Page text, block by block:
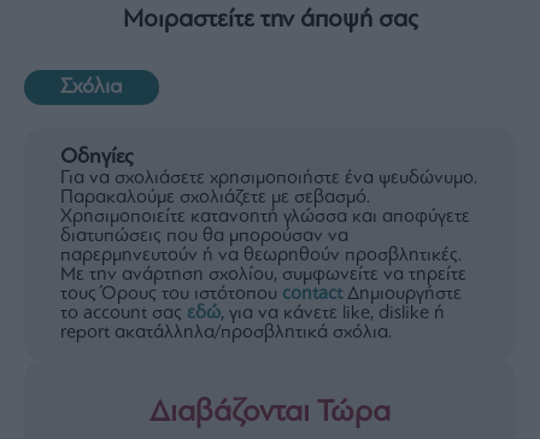
Μοιραστείτε την άποψή σας
Σχόλια
Οδηγίες
Για να σχολιάσετε χρησιμοποιήστε ένα ψευδώνυμο.
Παρακαλούμε σχολιάζετε με σεβασμό.
Χρησιμοποιείτε κατανοητή γλώσσα και αποφύγετε
διατυπώσεις που θα μπορούσαν να
παρερμηνευτούν ή να θεωρηθούν προσβλητικές.
Με την ανάρτηση σχολίου, συμφωνείτε να τηρείτε
τους Όρους του ιστότοπου contactΔημιουργήστε
το account σας εδώ, για να κάνετε like, dislike ή
report ακατάλληλα/προσβλητικά σχόλια.
Διαβάζονται Τώρα